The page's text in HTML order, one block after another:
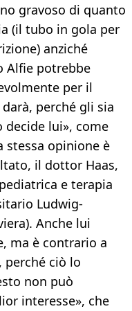
gravoso di quanto
(il tubo in gola per
anziché
Alfie potrebbe
per il
perché gli sia
lui», come
stessa opinione è
il dottor Haas,
e terapia
Ludwig-
Anche lui
ma è contrario a
ciò lo
non può
interesse», che